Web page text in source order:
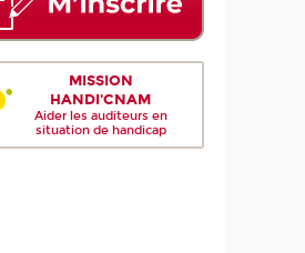
MISSION
HANDI'CNAM
Aider les auditeurs en
situation de handicap